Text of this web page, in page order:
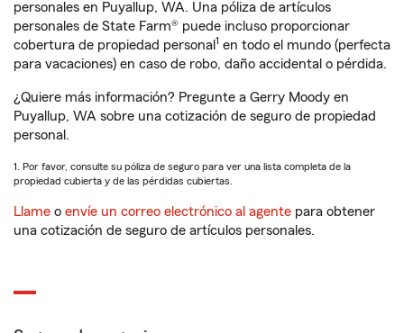
personales en Puyallup, WA. Una póliza de artículos
personales de State Farm® puede incluso proporcionar
cobertura de propiedad personal 1 en todo el mundo (perfecta
para vacaciones) en caso de robo, daño accidental o pérdida.
¿Quiere más información? Pregunte a Gerry Moody en
Puyallup, WA sobre una cotización de seguro de propiedad
personal.
1. Por favor, consulte su póliza de seguro para ver una lista completa de la
propiedad cubierta y de las pérdidas cubiertas.
Llame o envíe un correo electrónico al agente para obtener
una cotización de seguro de artículos personales.